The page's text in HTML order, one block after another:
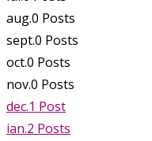
aug.0 Posts
sept.0 Posts
oct.0 Posts
nov.0 Posts
dec.1 Post
ian.2 Posts